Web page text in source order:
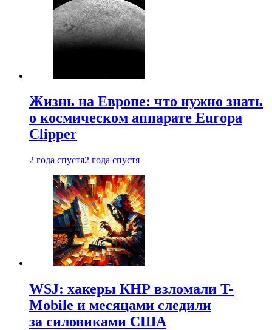
Жизнь на Европе: что нужно знать
о космическом аппарате Europa
Clipper
2 года спустя2 года спустя
WSJ: хакеры КНР взломали T-
Mobile и месяцами следили
за силовиками США